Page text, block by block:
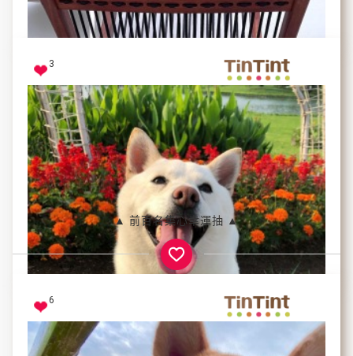
拾月
樂樂
3
▲ 前百名集心幸運抽 ▲
6